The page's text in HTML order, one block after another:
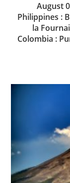
August
Philippines :
la
Colombia :